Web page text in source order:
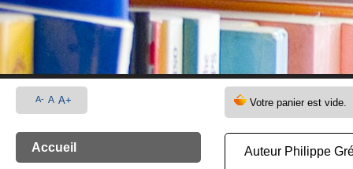
Auteur Philippe
A- A A+
Accueil